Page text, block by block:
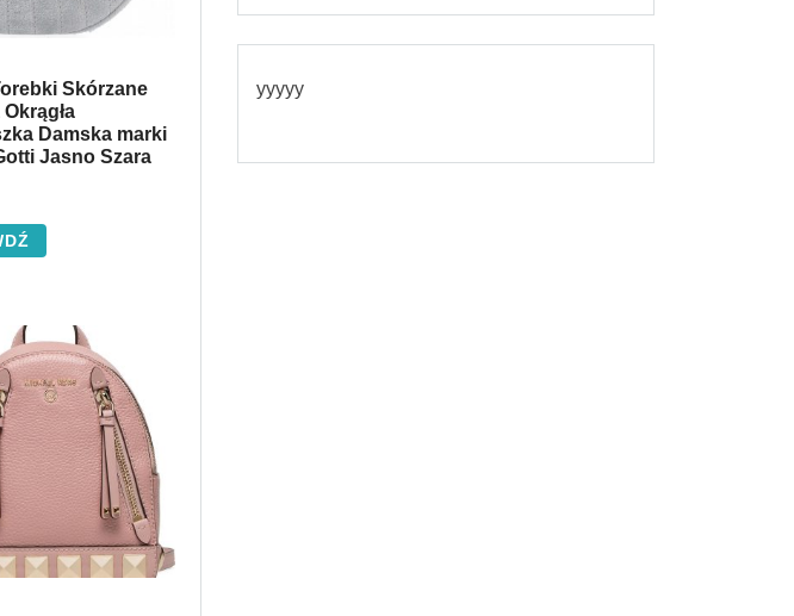
Skórzane
Damska marki
Jasno Szara
yyyyy